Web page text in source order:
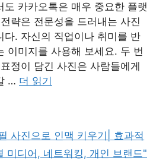
도 카카오톡은 매우 중요한 플랫
략은 전문성을 드러내는 사진
다. 자신의 직업이나 취미를 반
이미지를 사용해 보세요. 두 번
정이 담긴 사진은 사람들에게
… 더 읽기
사진으로 인맥 키우기| 효과적
미디어, 네트워킹, 개인 브랜드"